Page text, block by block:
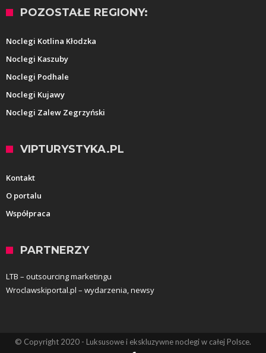
POZOSTAŁE REGIONY:
Noclegi Kotlina Kłodzka
Noclegi Kaszuby
Noclegi Podhale
Noclegi Kujawy
Noclegi Zalew Zegrzyński
VIPTURYSTYKA.PL
Kontakt
O portalu
Współpraca
PARTNERZY
LTB – outsourcing marketingu
Wroclawskiportal.pl – wydarzenia, newsy
© Copyright 2020 - Luksusowe i ekskluzywne noclegi w całej Polsce.